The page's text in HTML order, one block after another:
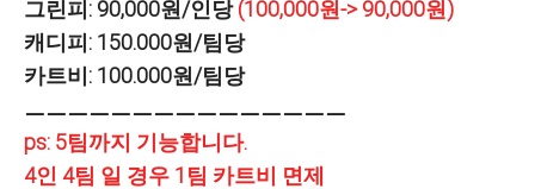
그린피: 90,000원/인당(100,000원-> 90,000원)
캐디피: 150.000원/팀당
카트비: 100.000원/팀당
ㅡㅡㅡㅡㅡㅡㅡㅡㅡㅡㅡㅡㅡㅡㅡ
ps: 5팀까지 기능합니다.
4인 4팀 일 경우 1팀 카트비 면제